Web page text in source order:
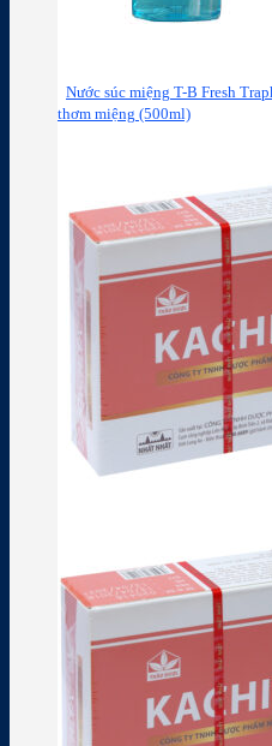
Nước súc miệng T-B Fresh
thơm miệng (500ml)